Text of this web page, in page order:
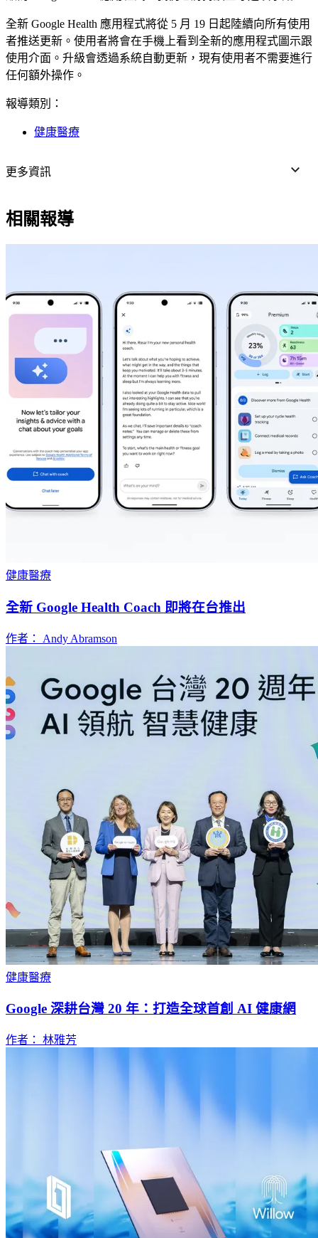
全新 Google Health 應用程式將從 5 月 19 日起陸續向所有使用
者推送更新。使用者將會在手機上看到全新的應用程式圖示跟
使用介面。升級會透過系統自動更新，現有使用者不需要進行
任何額外操作。
報導類別：
健康醫療
更多資訊
相關報導
健康醫療
全新 Google Health Coach 即將在台推出
作者： Andy Abramson
健康醫療
Google 深耕台灣 20 年：打造全球首創 AI 健康網
作者： 林雅芳